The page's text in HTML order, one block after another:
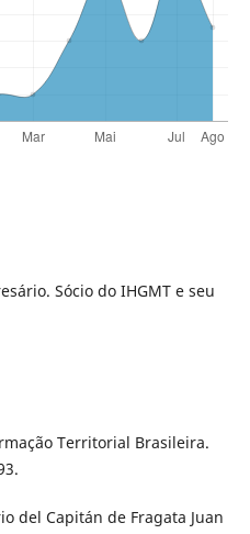
Sócio do IHGMT e seu
Territorial Brasileira.
del Capitán de Fragata Juan